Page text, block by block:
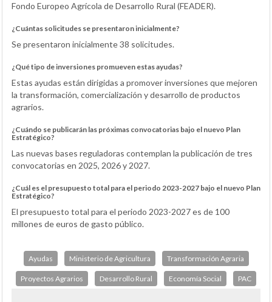
Fondo Europeo Agrícola de Desarrollo Rural (FEADER).
¿Cuántas solicitudes se presentaron inicialmente?
Se presentaron inicialmente 38 solicitudes.
¿Qué tipo de inversiones promueven estas ayudas?
Estas ayudas están dirigidas a promover inversiones que mejoren
la transformación, comercialización y desarrollo de productos
agrarios.
¿Cuándo se publicarán las próximas convocatorias bajo el nuevo Plan
Estratégico?
Las nuevas bases reguladoras contemplan la publicación de tres
convocatorias en 2025, 2026 y 2027.
¿Cuál es el presupuesto total para el periodo 2023-2027 bajo el nuevo Plan
Estratégico?
El presupuesto total para el periodo 2023-2027 es de 100
millones de euros de gasto público.
Ayudas Ministerio de Agricultura Transformación Agraria
Proyectos Agrarios Desarrollo Rural Economía Social PAC